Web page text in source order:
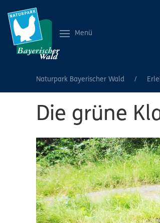
Menü
Naturpark Bayerischer Wald
Die grüne